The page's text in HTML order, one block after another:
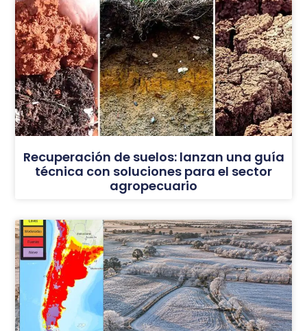
Recuperación de suelos: lanzan una guía
técnica con soluciones para el sector
agropecuario